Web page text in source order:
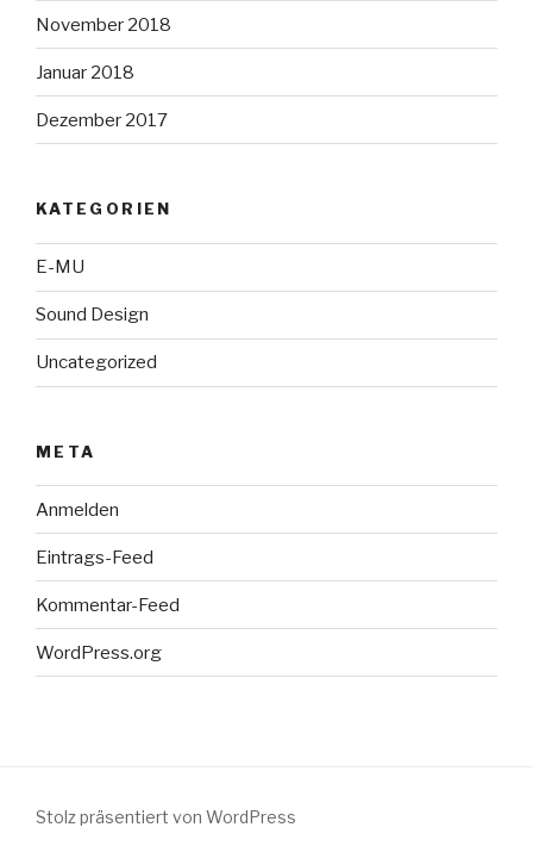
November 2018
Januar 2018
Dezember 2017
KATEGORIEN
E-MU
Sound Design
Uncategorized
META
Anmelden
Eintrags-Feed
Kommentar-Feed
WordPress.org
Stolz präsentiert von WordPress